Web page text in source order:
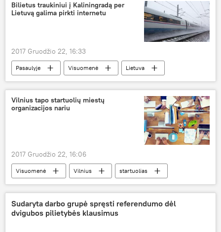
Bilietus traukiniui į Kaliningradą per
Lietuvą galima pirkti internetu
2017 Gruodžio 22, 16:33
Pasaulyje Visuomenė
Lietuva
Rusija
Kaliningrado sritis
"Rusijos geležinkeliai"
traukinių keleiviai
Vilnius tapo startuolių miestų
organizacijos nariu
2017 Gruodžio 22, 16:06
Visuomenė Vilnius startuolias
Sudaryta darbo grupė spręsti referendumo dėl
dvigubos pilietybės klausimus